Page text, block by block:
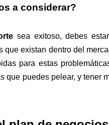
a considerar?
sea exitoso, debes
existan dentro del
para estas
que puedes pelear, y tener